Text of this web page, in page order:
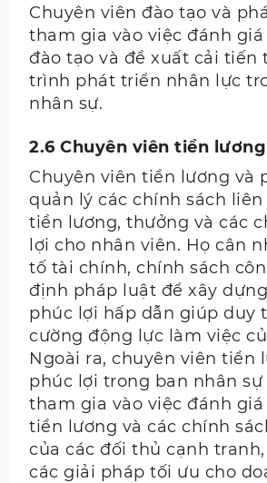
Chuyên viên đào tạo và
tham gia vào việc đánh giá
đào tạo và đề xuất cải tiến
trình phát triển nhân lực
nhân sự.
2.6 Chuyên viên tiền
Chuyên viên tiền lương và
quản lý các chính sách
tiền lương, thưởng và các
lợi cho nhân viên. Họ cân
tố tài chính, chính sách
định pháp luật để xây
phúc lợi hấp dẫn giúp duy
cường động lực làm việc
Ngoài ra, chuyên viên tiền
phúc lợi trong ban nhân
tham gia vào việc đánh
tiền lương và các chính
của các đối thủ cạnh
các giải pháp tối ưu cho